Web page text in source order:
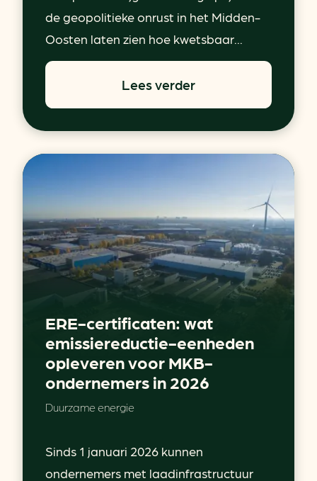
de geopolitieke onrust in het Midden-
Oosten laten zien hoe kwetsbaar...
Lees verder
ERE-certificaten: wat
emissiereductie-eenheden
opleveren voor MKB-
ondernemers in 2026
Duurzame energie
Sinds 1 januari 2026 kunnen
ondernemers met laadinfrastructuur